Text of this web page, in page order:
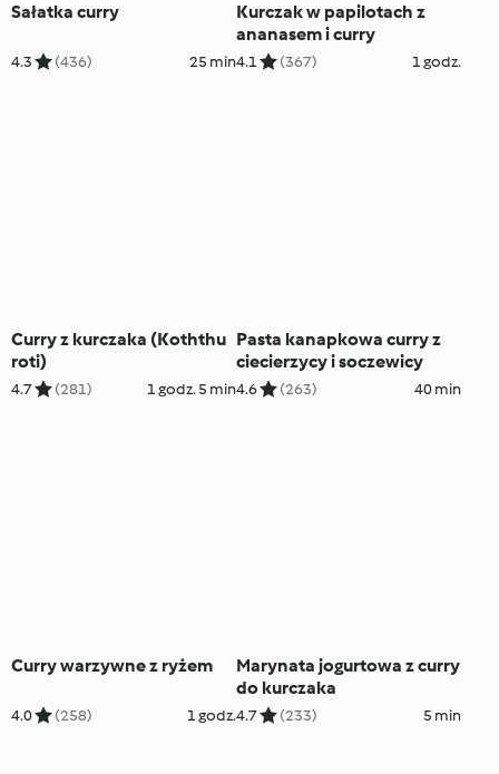
Sałatka curry
4.3 (436) 25 min
Kurczak w papilotach z
ananasem i curry
4.1 (367) 1 godz.
Curry z kurczaka (Koththu
roti)
4.7 (281) 1 godz. 5 min
Pasta kanapkowa curry z
ciecierzycy i soczewicy
4.6 (263) 40 min
Curry warzywne z ryżem
4.0 (258) 1 godz.
Marynata jogurtowa z curry
do kurczaka
4.7 (233) 5 min